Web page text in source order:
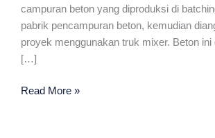
campuran beton yang diproduksi di
pabrik pencampuran beton, kemudian
proyek menggunakan truk mixer. Beton ini
[…]
Readymix
Read More »